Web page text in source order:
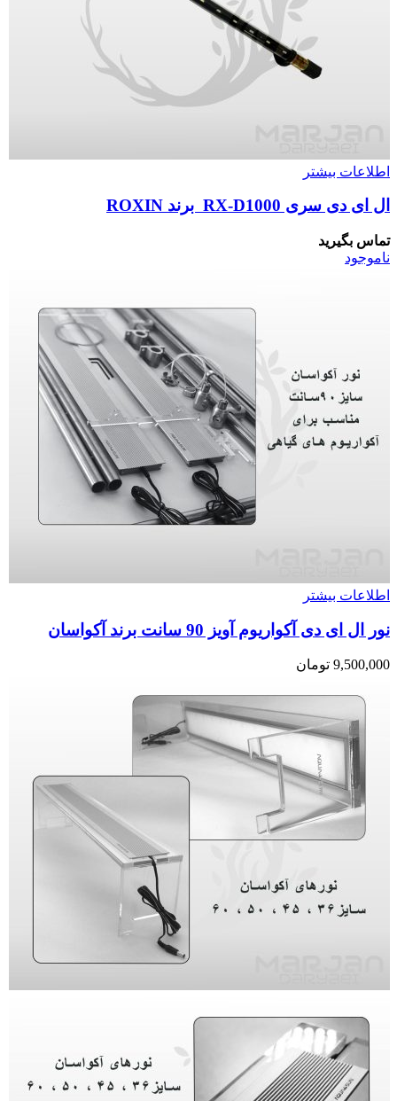
اطلاعات بیشتر
ال ای دی سری RX-D1000 برند ROXIN
تماس بگیرید
ناموجود
اطلاعات بیشتر
نور ال ای دی آکواریوم آویز 90 سانت برند آکواسان
9,500,000 تومان